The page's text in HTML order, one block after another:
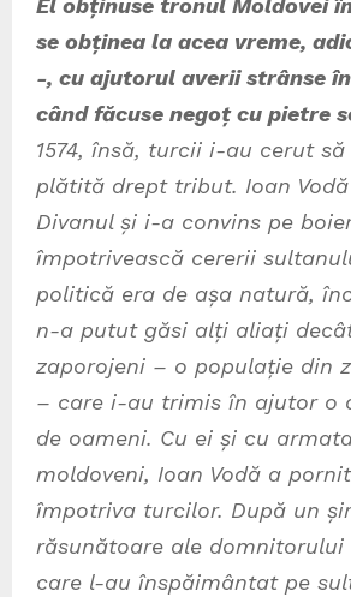
El obținuse tronul Moldovei
se obținea la acea vreme,
-, cu ajutorul averii strânse
când făcuse negoț cu pietre
1574, însă, turcii i-au cerut
plătită drept tribut. Ioan
Divanul și i-a convins pe
împotrivească cererii
politică era de așa natură,
n-a putut găsi alți aliați
zaporojeni – o populație din
– care i-au trimis în ajutor o
de oameni. Cu ei și cu
moldoveni, Ioan Vodă a
împotriva turcilor. După un
răsunătoare ale domnitorului
care l-au înspăimântat pe